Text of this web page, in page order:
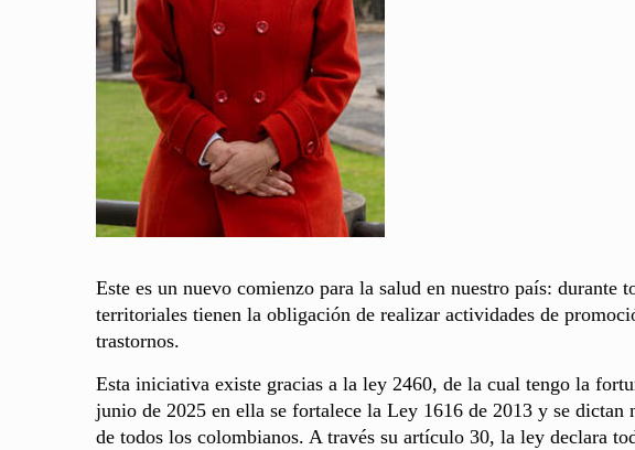
Este es un nuevo comienzo para la salud en nuestro país: durante
territoriales tienen la obligación de realizar actividades de
trastornos.
Esta iniciativa existe gracias a la ley 2460, de la cual tengo la
junio de 2025 en ella se fortalece la Ley 1616 de 2013 y se dictan
de todos los colombianos. A través su artículo 30, la ley declara